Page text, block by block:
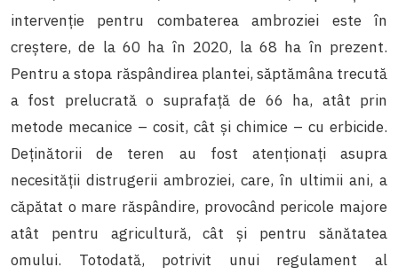
intervenție pentru combaterea ambroziei este în
creștere, de la 60 ha în 2020, la 68 ha în prezent.
Pentru a stopa răspândirea plantei, săptămâna trecută
a fost prelucrată o suprafață de 66 ha, atât prin
metode mecanice – cosit, cât și chimice – cu erbicide.
Deținătorii de teren au fost atenționați asupra
necesității distrugerii ambroziei, care, în ultimii ani, a
căpătat o mare răspândire, provocând pericole majore
atât pentru agricultură, cât și pentru sănătatea
omului. Totodată, potrivit unui regulament al